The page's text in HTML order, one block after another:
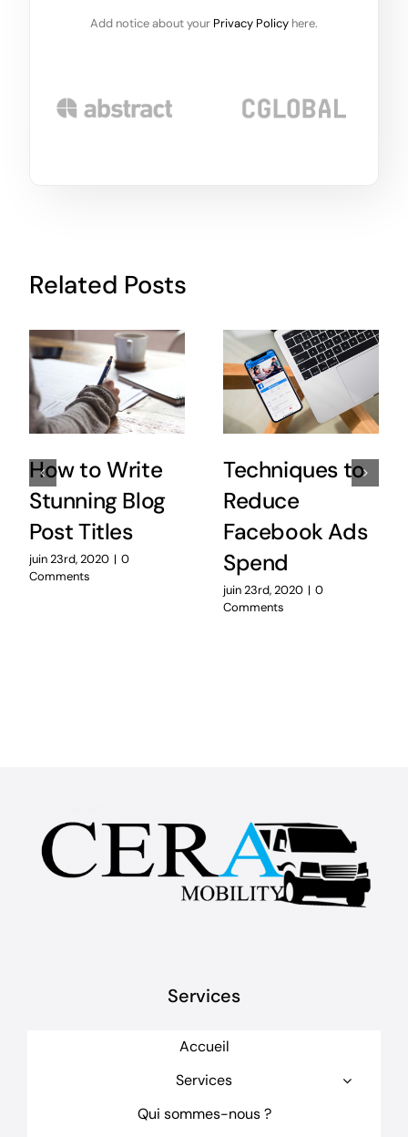
Add notice about your Privacy Policy here.
Related Posts
How to Write
Stunning Blog
Post Titles
juin 23rd, 2020 | 0
Comments
Techniques to
Reduce
Facebook Ads
Spend
juin 23rd, 2020 | 0
Comments
Services
Accueil
Services
Qui sommes-nous ?